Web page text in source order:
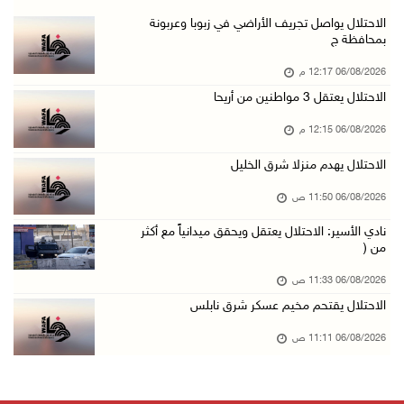
الاحتلال يعتقل طفلا من تياسير شرق طوباس
الاحتلال يعتقل 5 مواطنين من الخليل
الذهب عند أعلى مستوى له في 7 أسابيع
06/آب/2026 09:41 ص
شؤون اللاجئين تدين عدوان الاحتلال على مخيم قل ...
الشرطة: مقتل مواطن (34 عاما) في بيرزيت شمال ر ...
06/آب/2026 09:35 ص
الجريمة الثانية خلال ساعات: قتيل بإطلاق نار ف ...
06/آب/2026 09:27 ص
الاحتلال يواصل تجريف الأراضي في زبوبا وعربونة
بمحافظة ج
06/08/2026 12:17 م
الاحتلال يعتقل 3 مواطنين من أريحا
06/08/2026 12:15 م
الاحتلال يهدم منزلا شرق الخليل
06/08/2026 11:50 ص
نادي الأسير: الاحتلال يعتقل ويحقق ميدانياً مع أكثر
من (
06/08/2026 11:33 ص
الاحتلال يقتحم مخيم عسكر شرق نابلس
06/08/2026 11:11 ص